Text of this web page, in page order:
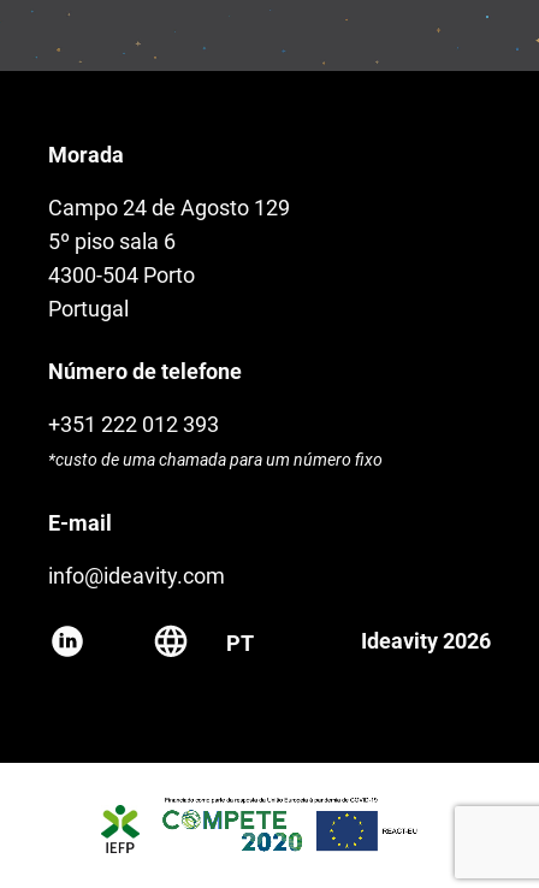
Morada
Campo 24 de Agosto 129
5º piso sala 6
4300-504 Porto
Portugal
Número de telefone
+351 222 012 393
*custo de uma chamada para um número fixo
E-mail
info@ideavity.com
PT Ideavity 2026